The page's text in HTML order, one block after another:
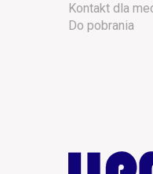
Kontakt dla
Do pobrania